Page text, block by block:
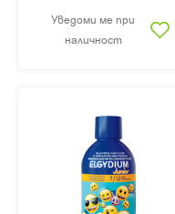
Уведоми ме при
наличност